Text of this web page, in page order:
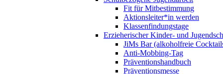
Fit für Mitbestimmung
Aktionsleiter*in werden
Klassenfindungstage
Erzieherischer Kinder- und
JiMs Bar (alkoholfreie
Anti-Mobbing-Tag
Präventionshandbuch
Präventionsmesse